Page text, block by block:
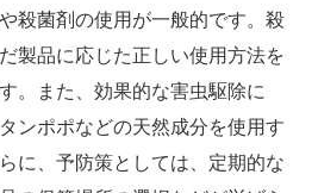
殺菌剤の使用が一般的です。殺
製品に応じた正しい使用方法を
。また、効果的な害虫駆除に
ンポポなどの天然成分を使用す
に、予防策としては、定期的な